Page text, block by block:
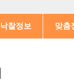
낙찰정보 맞춤